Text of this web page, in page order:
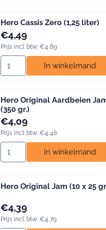
Hero Cassis Zero (1,25 liter)
Prijs: 4,49, inclusief btw: 4,89
€4,49
Prijs incl. btw: €4,89
Aantal kiezen voor Hero
In winkelmand
Hero Original Aardbeien
(350 gr.)
Prijs: 4,09, inclusief btw: 4,46
€4,09
Prijs incl. btw: €4,46
Aantal kiezen voor Hero
In winkelmand
Hero Original Jam (10 x 25
Prijs: 4,39, inclusief btw: 4,79
€4,39
Prijs incl. btw: €4,79